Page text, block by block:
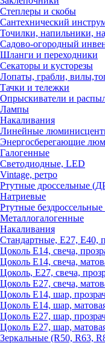
Степлеры и скобы
Сантехнический
Точилки, напильники,
Садово-огородный
Шланги и переходники
Секаторы и кусторезы
Лопаты, грабли,
Тачки и тележки
Опрыскиватели и
Лампы
Накаливания
Линейные
Энергосберегающие
Галогенные
Светодиодные, LED
Vintage, ретро
Ртутные дроссельные
Натриевые
Ртутные
Металлогалогенные
Накаливания
Стандартные, Е27, Е40,
Цоколь Е14, свеча,
Цоколь Е14, свеча,
Цоколь, Е27, свеча,
Цоколь Е27, свеча,
Цоколь Е14, шар,
Цоколь Е14, шар,
Цоколь Е27, шар,
Цоколь Е27, шар,
Зеркальные (R50, R63,